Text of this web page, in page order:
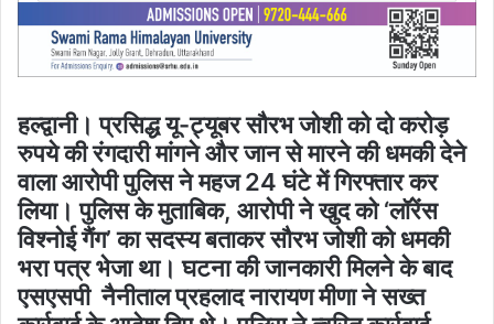
हल्द्वानी। प्रसिद्ध यू-ट्यूबर सौरभ जोशी को दो करोड़
रुपये की रंगदारी मांगने और जान से मारने की धमकी देने
वाला आरोपी पुलिस ने महज 24 घंटे में गिरफ्तार कर
लिया। पुलिस के मुताबिक, आरोपी ने खुद को ‘लॉरेंस
विश्नोई गैंग’ का सदस्य बताकर सौरभ जोशी को धमकी
भरा पत्र भेजा था। घटना की जानकारी मिलने के बाद
एसएसपी नैनीताल प्रहलाद नारायण मीणा ने सख्त